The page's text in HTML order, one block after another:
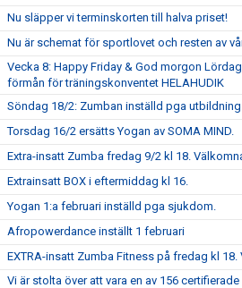
Nu släpper vi terminskorten till halva priset!
Nu är schemat för sportlovet och resten av
Vecka 8: Happy Friday & God morgon Lördag
förmån för träningskonventet HELAHUDIK
Söndag 18/2: Zumban inställd pga utbildning.
Torsdag 16/2 ersätts Yogan av SOMA MIND.
Extra-insatt Zumba fredag 9/2 kl 18.
Extrainsatt BOX i eftermiddag kl 16.
Yogan 1:a februari inställd pga sjukdom.
Afropowerdance inställt 1 februari
EXTRA-insatt Zumba Fitness på fredag kl 18.
Vi är stolta över att vara en av 156 certifierade